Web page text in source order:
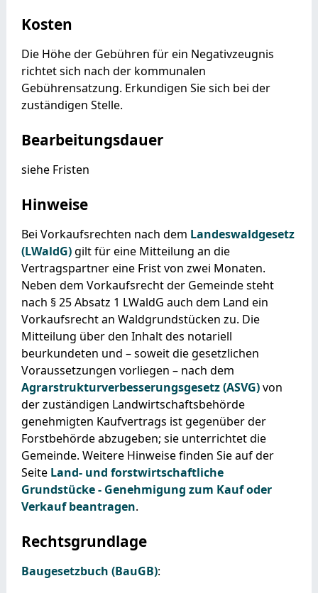
Kosten
Die Höhe der Gebühren für ein Negativzeugnis
richtet sich nach der kommunalen
Gebührensatzung. Erkundigen Sie sich bei der
zuständigen Stelle.
Bearbeitungsdauer
siehe Fristen
Hinweise
Bei Vorkaufsrechten nach dem Landeswaldgesetz
(LWaldG)gilt für eine Mitteilung an die
Vertragspartner eine Frist von zwei Monaten.
Neben dem Vorkaufsrecht der Gemeinde steht
nach § 25 Absatz 1 LWaldG auch dem Land ein
Vorkaufsrecht an Waldgrundstücken zu. Die
Mitteilung über den Inhalt des notariell
beurkundeten und – soweit die gesetzlichen
Voraussetzungen vorliegen – nach dem
Agrarstrukturverbesserungsgesetz (ASVG)von
der zuständigen Landwirtschaftsbehörde
genehmigten Kaufvertrags ist gegenüber der
Forstbehörde abzugeben; sie unterrichtet die
Gemeinde. Weitere Hinweise finden Sie auf der
Seite Land- und forstwirtschaftliche
Grundstücke - Genehmigung zum Kauf oder
Verkauf beantragen.
Rechtsgrundlage
Baugesetzbuch (BauGB):